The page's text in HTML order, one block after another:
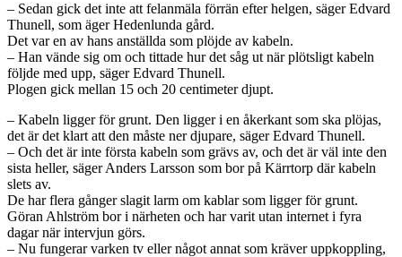
– Sedan gick det inte att felanmäla förrän efter helgen, säger Edvard
Thunell, som äger Hedenlunda gård.
Det var en av hans anställda som plöjde av kabeln.
– Han vände sig om och tittade hur det såg ut när plötsligt kabeln
följde med upp, säger Edvard Thunell.
Plogen gick mellan 15 och 20 centimeter djupt.
– Kabeln ligger för grunt. Den ligger i en åkerkant som ska plöjas,
det är det klart att den måste ner djupare, säger Edvard Thunell.
– Och det är inte första kabeln som grävs av, och det är väl inte den
sista heller, säger Anders Larsson som bor på Kärrtorp där kabeln
slets av.
De har flera gånger slagit larm om kablar som ligger för grunt.
Göran Ahlström bor i närheten och har varit utan internet i fyra
dagar när intervjun görs.
– Nu fungerar varken tv eller något annat som kräver uppkoppling,